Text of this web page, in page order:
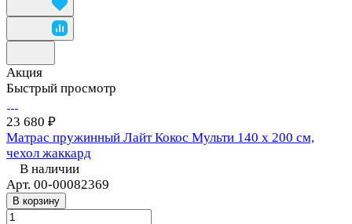
Акция
Быстрый просмотр
23 680 ₽
Матрас пружинный Лайт Кокос Мульти 140 х 200 см,
чехол жаккард
В наличии
Арт. 00-00082369
В корзину